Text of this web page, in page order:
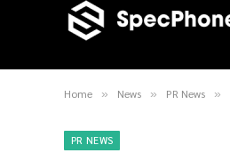
Home » News » PR News »
PR NEWS